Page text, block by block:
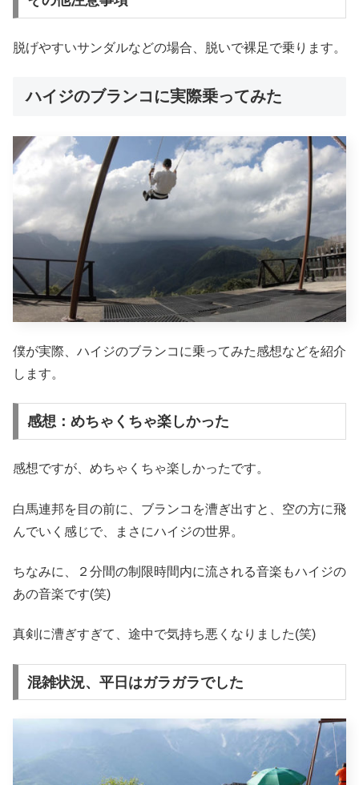
脱げやすいサンダルなどの場合、脱いで裸足で乗ります。
ハイジのブランコに実際乗ってみた
僕が実際、ハイジのブランコに乗ってみた感想などを紹介
します。
感想：めちゃくちゃ楽しかった
感想ですが、めちゃくちゃ楽しかったです。
白馬連邦を目の前に、ブランコを漕ぎ出すと、空の方に飛
んでいく感じで、まさにハイジの世界。
ちなみに、２分間の制限時間内に流される音楽もハイジの
あの音楽です(笑)
真剣に漕ぎすぎて、途中で気持ち悪くなりました(笑)
混雑状況、平日はガラガラでした